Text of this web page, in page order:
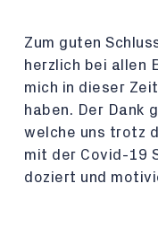
Zum guten
herzlich bei allen
mich in dieser
haben. Der Dank
welche uns trotz
mit der Covid-19
doziert und